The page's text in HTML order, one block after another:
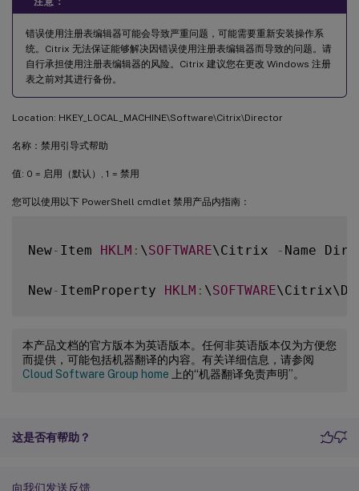
错误使用注册表编辑器可能会导致严重问题，可能需要重新安装操作系
统。Citrix 无法保证能够解决因错误使用注册表编辑器而导致的问题。请
自行承担使用注册表编辑器的风险。Citrix 建议您在更改 Windows 注册
表之前对其进行备份。
Location: HKEY_LOCAL_MACHINE\Software\Citrix\Director
名称：禁用引导式帮助
值: 0 = 启用（默认）, 1 = 禁用
您可以使用以下 PowerShell cmdlet 禁用产品内指南：
New- Item HKLM : \SOFTWARE\Citrix - Name
New- ItemProperty HKLM : \SOFTWARE
本产品文档的官方版本为英语版本。任何非英语版本仅为方便您
而提供，可能包括机器翻译的内容。有关详细信息，请参阅
Cloud Software Group home 上的“机器翻译免责声明”。
这是否有帮助？
向我们发送反馈